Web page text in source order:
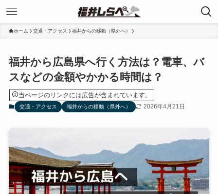
ホーム 交通・アクセス 福井からの移動（県外へ）
福井から広島県へ行く方法は？電車、バ
スなどの金額やかかる時間は？
当ページのリンクには広告が含まれています。
交通・アクセス 福井からの移動（県外へ） 2026年4月21日